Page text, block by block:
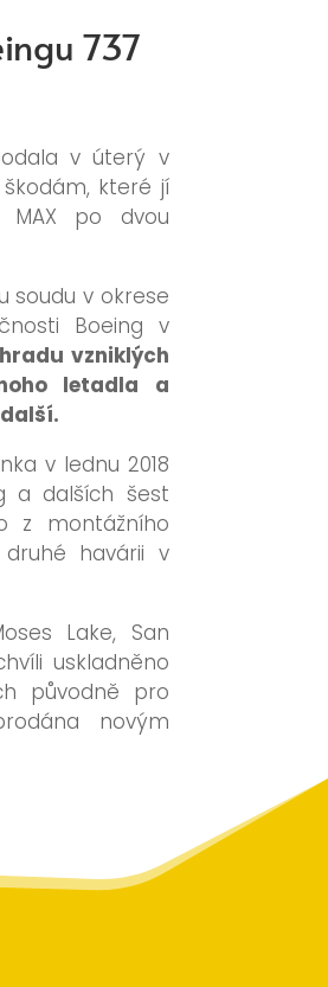
737
v úterý v
které jí
MAX po dvou
soudu v okrese
Boeing v
vzniklých
letadla a
v lednu 2018
a dalších šest
z montážního
havárii v
Lake, San
uskladněno
původně pro
novým